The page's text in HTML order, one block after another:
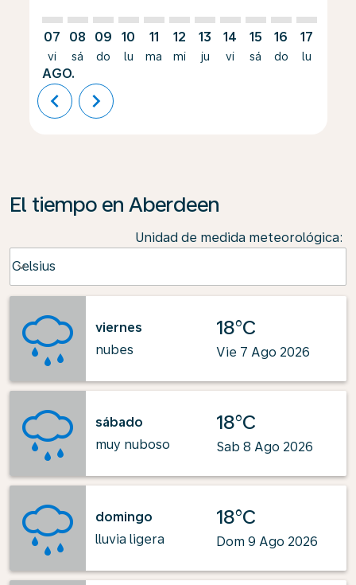
07
vi
AGO.
08
sá
09
do
10
lu
11
ma
12
mi
13
ju
14
vi
15
sá
16
do
17
lu
chevron_left chevron_right
El tiempo en Aberdeen
Unidad de medida meteorológica:
Celsius
keyboard_arrow_down
viernes
nubes
18°C
Vie 7 Ago 2026
sábado
muy nuboso
18°C
Sab 8 Ago 2026
domingo
lluvia ligera
18°C
Dom 9 Ago 2026